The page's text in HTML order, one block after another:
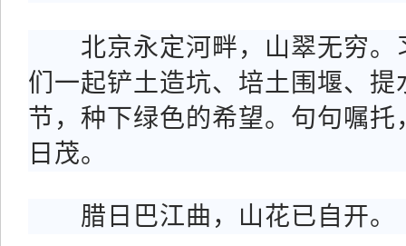
北京永定河畔，山翠无穷。
们一起铲土造坑、培土围堰、
节，种下绿色的希望。句句嘱
日茂。
腊日巴江曲，山花已自开。